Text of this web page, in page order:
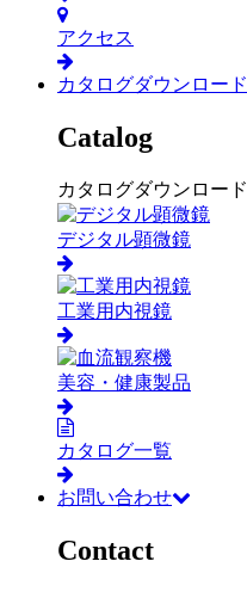
アクセス
カタログダウンロード
Catalog
カタログダウンロード
デジタル顕微鏡
工業用内視鏡
美容・健康製品
カタログ一覧
お問い合わせ
Contact